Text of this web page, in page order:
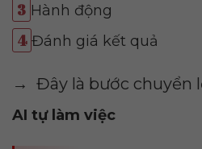
Hành động
Đánh giá kết quả
→ Đây là bước chuyển
AI tự làm việc